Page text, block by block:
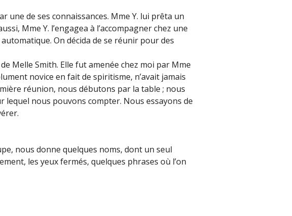
une de ses connaissances. Mme Y. lui prêta un
Mme Y. l’engagea à l’accompagner chez une
On décida de se réunir pour des
Melle Smith. Elle fut amenée chez moi par Mme
novice en fait de spiritisme, n’avait jamais
réunion, nous débutons par la table ; nous
lequel nous pouvons compter. Nous essayons de
nous donne quelques noms, dont un seul
les yeux fermés, quelques phrases où l’on